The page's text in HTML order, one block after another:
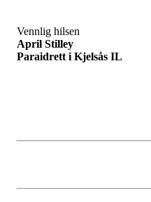
Vennlig hilsen
April Stilley
Paraidrett i Kjelsås IL